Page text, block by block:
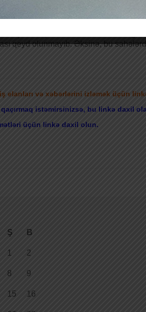
kənd təsərrüfatı, aqrar sektor
uçotun aparılmaması anlamına
qeyd olunmayıb. Əksinə, bu
elanları və xəbərlərini izləmək üçün
istəmirsinizsə, bu linkə daxil
üçün linkə daxil olun.
Ş B
1 2
8 9
15 16